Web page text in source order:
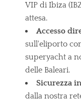
VIP di Ibiza
attesa.
Accesso
sull'eliporto
superyacht a
delle Baleari.
Sicurezza
dalla nostra